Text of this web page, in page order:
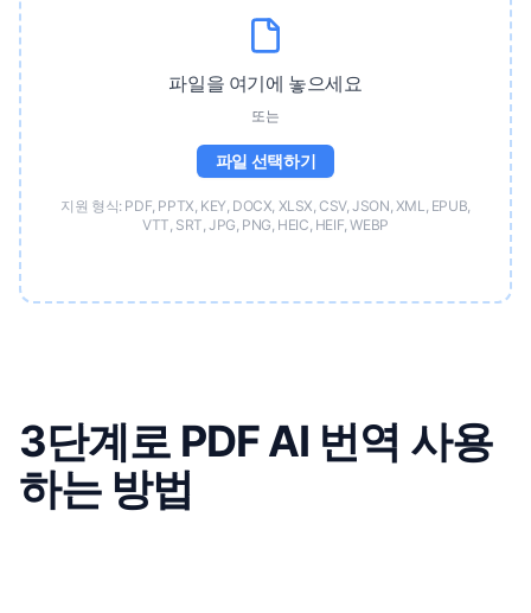
파일을 여기에 놓으세요
또는
파일 선택하기
지원 형식: PDF, PPTX, KEY, DOCX, XLSX, CSV, JSON, XML, EPUB,
VTT, SRT, JPG, PNG, HEIC, HEIF, WEBP
3단계로 PDF AI 번역 사용
하는 방법